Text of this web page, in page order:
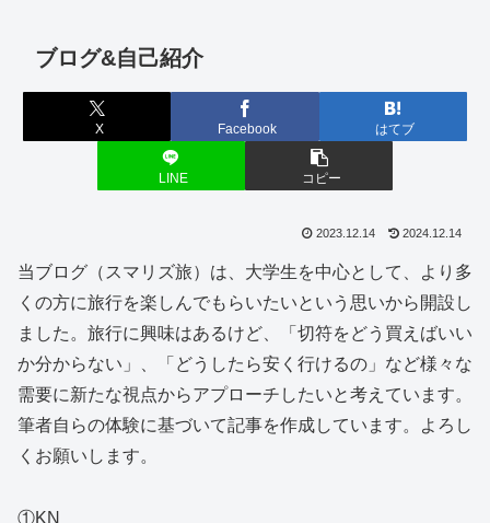
ブログ&自己紹介
X Facebook はてブ
LINE コピー
2023.12.14 2024.12.14
当ブログ（スマリズ旅）は、大学生を中心として、より多
くの方に旅行を楽しんでもらいたいという思いから開設し
ました。旅行に興味はあるけど、「切符をどう買えばいい
か分からない」、「どうしたら安く行けるの」など様々な
需要に新たな視点からアプローチしたいと考えています。
筆者自らの体験に基づいて記事を作成しています。よろし
くお願いします。
①KN